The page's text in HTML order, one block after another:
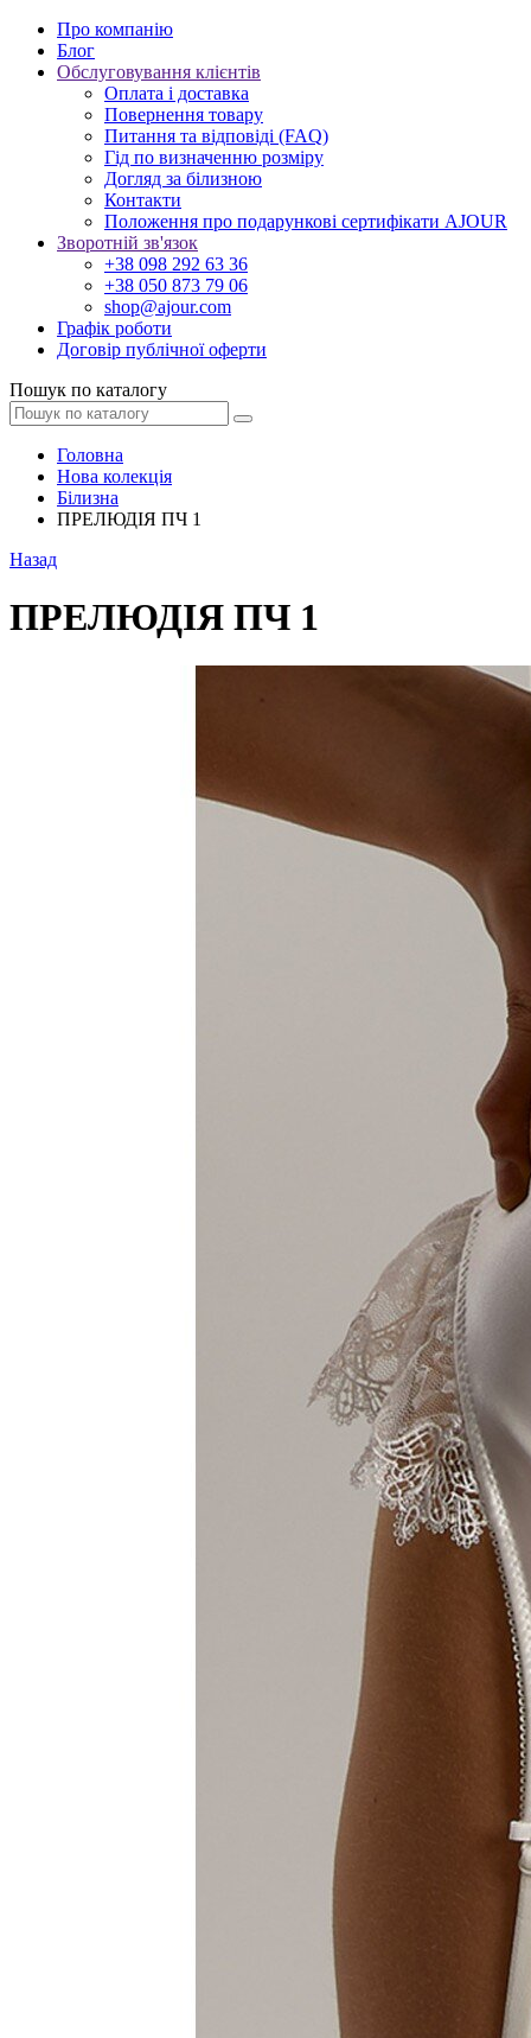
Про компанію
Блог
Обслуговування клієнтів
Оплата і доставка
Повернення товару
Питання та відповіді (FAQ)
Гід по визначенню розміру
Догляд за білизною
Контакти
Положення про подарункові сертифікати AJOUR
Зворотній зв'язок
+38 098 292 63 36
+38 050 873 79 06
shop@ajour.com
Графік роботи
Договір публічної оферти
Пошук по каталогу
Головна
Нова колекція
Білизна
ПРЕЛЮДІЯ ПЧ 1
Назад
ПРЕЛЮДІЯ ПЧ 1